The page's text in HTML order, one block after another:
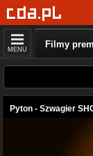
MENU Filmy
Pyton - Szwagier